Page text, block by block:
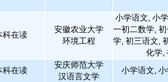
科在读
安徽农业大学
环境工程
小学语文, 小
一初二数学,
学, 初三语文,
化学,
科在读
安庆师范大学
汉语言文学
小学语文,